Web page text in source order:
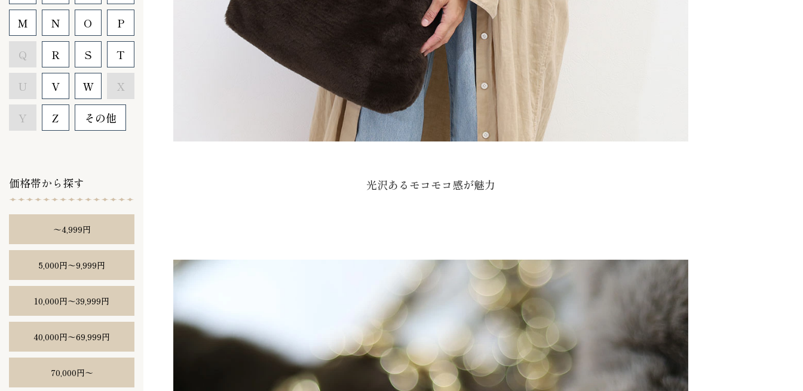
M N O P
Q R S T
U V W X
Y Z その他
価格帯から探す
〜4,999円
5,000円〜9,999円
10,000円〜39,999円
40,000円〜69,999円
70,000円〜
光沢あるモコモコ感が魅力